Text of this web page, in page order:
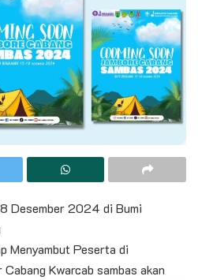
Desember 2024 di Bumi
Menyambut Peserta di
Kwarcab sambas akan